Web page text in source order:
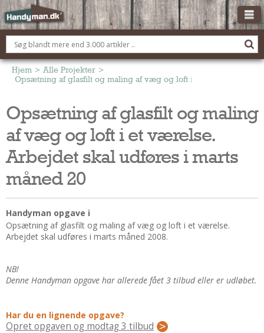
OM HANDYMAN.DK
FÅ 3 TILBUD
ANNONCERING
BOLIG KØBERÅDGIVNING
TØMRER/SNEDKER
Montage Og Nybyg
Reparation Og Vedligehold
Alt Om Køkkenet
Om Materialer
Om Værktøj
Andet
Udskiftning Og Montage
Tips Og Tests
Hjem > Alle Projekter >
Opsætning af glasfilt og maling af væg og loft i et værelse.
Opsætning af glasfilt og maling
af væg og loft i et værelse.
Arbejdet skal udføres i marts
måned 20
Handyman opgave i
Opsætning af glasfilt og maling af væg og loft i et værelse.
Arbejdet skal udføres i marts måned 2008.
NB!
Denne Handyman opgave har allerede fået 3 tilbud eller er udløbet.
Har du en lignende opgave?
Opret opgaven og modtag 3 tilbud